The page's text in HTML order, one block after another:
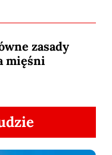
zasady
mięśni